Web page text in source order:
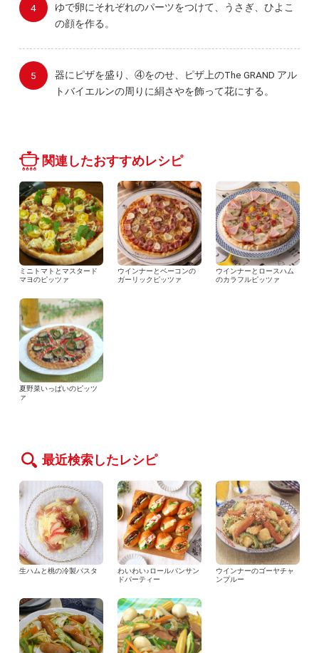
ゆで卵にそれぞれのパーツをつけて、うさぎ、ひよこ
の顔を作る。
器にピザを盛り、④をのせ、ピザ上のThe GRAND アル
トバイエルンの周りに絹さやを飾って花にする。
関連したおすすめレシピ
ミニトマトとマスタード
マヨのピッツァ
ウインナーとベーコンの
ガーリックピッツァ
ウインナーとロースハム
のカラフルピッツァ
夏野菜いっぱいのピッツ
ァ
最近検索したレシピ
生ハムと桃の冷製パスタ
わいわい♪ロールパンサン
ドパーティー
ウインナーのゴーヤチャ
ンプルー